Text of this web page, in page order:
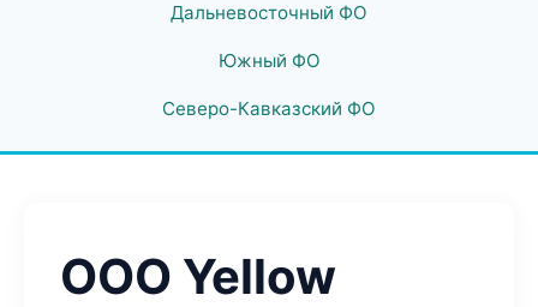
Дальневосточный ФО
Южный ФО
Северо-Кавказский ФО
ООО Yellow